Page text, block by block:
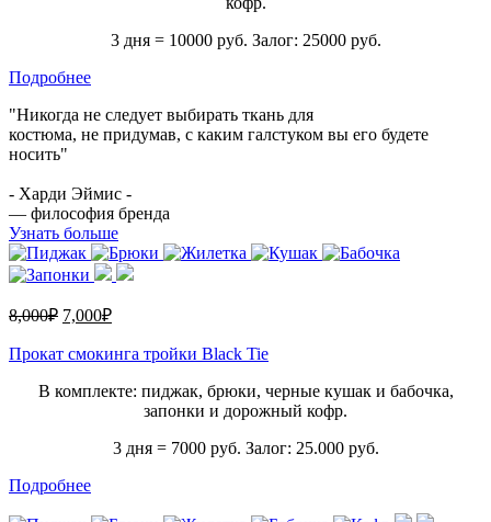
3 дня = 10000 руб. Залог: 25000 руб.
Подробнее
"Никогда не следует выбирать ткань для
костюма, не придумав, с каким галстуком вы его будете
носить"
- Харди Эймис -
— философия бренда
Узнать больше
8,000₽ 7,000₽
Прокат смокинга тройки Black Tie
В комплекте: пиджак, брюки, черные кушак и бабочка,
запонки и дорожный кофр.
3 дня = 7000 руб. Залог: 25.000 руб.
Подробнее